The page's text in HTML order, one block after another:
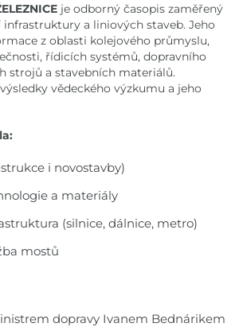
je odborný časopis zaměřený
infrastruktury a liniových staveb. Jeho
z oblasti kolejového průmyslu,
řídicích systémů, dopravního
strojů a stavebních materiálů.
vědeckého výzkumu a jeho
i novostavby)
a materiály
(silnice, dálnice, metro)
mostů
dopravy Ivanem Bednárikem